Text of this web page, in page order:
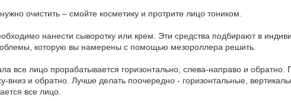
очистить – смойте косметику и протрите лицо тоником.
нанести сыворотку или крем. Эти средства подбирают в
которую вы намерены с помощью мезороллера решить.
все лицо прорабатывается горизонтально, слева-направо и
вниз и обратно. Лучше делать поочередно - горизонтальные,
все лицо.